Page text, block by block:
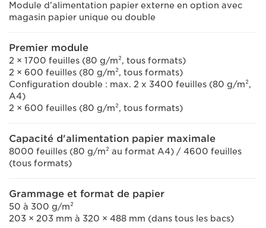
Module d'alimentation papier externe en option avec
magasin papier unique ou double
Premier module
2 × 1700 feuilles (80 g/m², tous formats)
2 × 600 feuilles (80 g/m², tous formats)
Configuration double : max. 2 x 3400 feuilles (80 g/m²,
A4)
2 × 600 feuilles (80 g/m², tous formats)
Capacité d'alimentation papier maximale
8000 feuilles (80 g/m² au format A4) / 4600 feuilles
(tous formats)
Grammage et format de papier
50 à 300 g/m²
203 × 203 mm à 320 × 488 mm (dans tous les bacs)